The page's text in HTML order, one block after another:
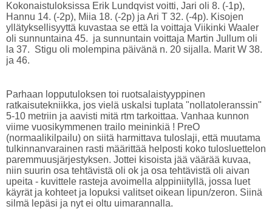
Kokonaistuloksissa Erik Lundqvist voitti, Jari oli 8. (-1p),
Hannu 14. (-2p), Miia 18. (-2p) ja Ari T 32. (-4p). Kisojen
yllätyksellisyyttä kuvastaa se että la voittaja Viikinki Waaler
oli sunnuntaina 45. ja sunnuntain voittaja Martin Jullum oli
la 37. Stigu oli molempina päivänä n. 20 sijalla. Marit W 38.
ja 46.
Parhaan lopputuloksen toi ruotsalaistyyppinen
ratkaisutekniikka, jos vielä uskalsi tuplata "nollatoleranssin"
5-10 metriin ja aavisti mitä rtm tarkoittaa. Vanhaa kunnon
viime vuosikymmenen trailo meininkiä ! PreO
(normaalikilpailu) on siitä harmittava tuloslaji, että muutama
tulkinnanvarainen rasti määrittää helposti koko tulosluettelon
paremmuusjärjestyksen. Jottei kisoista jää väärää kuvaa,
niin suurin osa tehtävistä oli ok ja osa tehtävistä oli aivan
upeita - kuvittele rasteja avoimella alppiniityllä, jossa luet
käyrät ja kohteet ja lopuksi valitset oikean lipun/zeron. Siinä
silmä lepäsi ja nyt ei oltu uimarannalla.